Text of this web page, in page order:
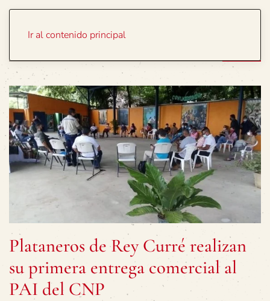
Ir al contenido principal
Plataneros de Rey Curré realizan
su primera entrega comercial al
PAI del CNP